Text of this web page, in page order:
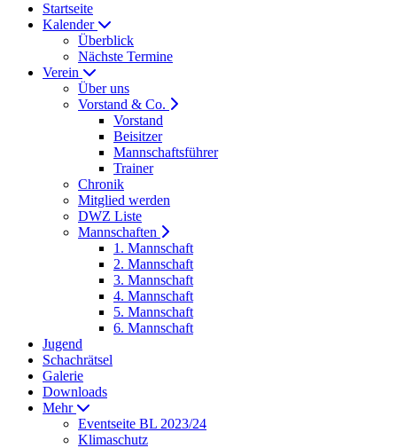
Startseite
Kalender
Überblick
Nächste Termine
Verein
Über uns
Vorstand & Co.
Vorstand
Beisitzer
Mannschaftsführer
Trainer
Chronik
Mitglied werden
DWZ Liste
Mannschaften
1. Mannschaft
2. Mannschaft
3. Mannschaft
4. Mannschaft
5. Mannschaft
6. Mannschaft
Jugend
Schachrätsel
Galerie
Downloads
Mehr
Eventseite BL 2023/24
Klimaschutz